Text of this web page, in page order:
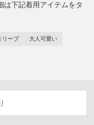
は下記着用アイテムをタ
リーブ 大人可愛い